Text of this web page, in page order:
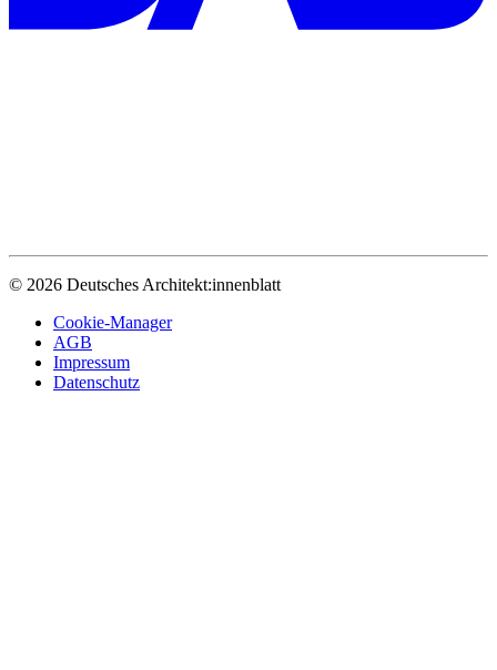
© 2026 Deutsches Architekt:innenblatt
Cookie-Manager
AGB
Impressum
Datenschutz